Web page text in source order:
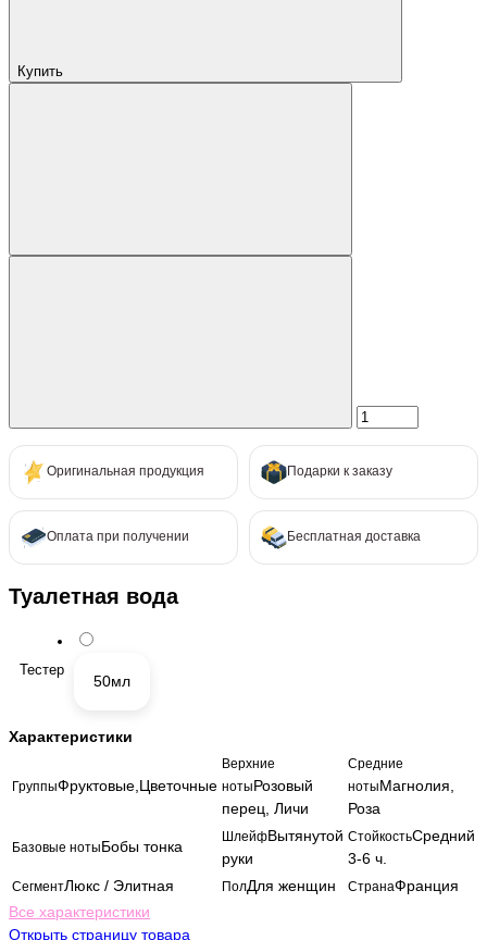
Купить
Оригинальная продукция Подарки к заказу
Оплата при получении Бесплатная доставка
Туалетная вода
Тестер
50мл
Характеристики
ГруппыФруктовые,Цветочные
Верхние
нотыРозовый
перец, Личи
Средние
нотыМагнолия,
Роза
Базовые нотыБобы тонка
ШлейфВытянутой
руки
СтойкостьСредний
3-6 ч.
СегментЛюкс / Элитная ПолДля женщин СтранаФранция
Все характеристики
Открыть страницу товара